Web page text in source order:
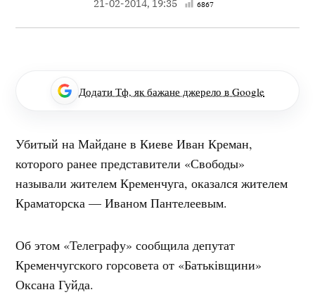
21-02-2014, 19:35
6867
Додати Тф, як бажане джерело в Google
Убитый на Майдане в Киеве Иван Креман,
которого ранее представители «Свободы»
называли жителем Кременчуга, оказался жителем
Краматорска — Иваном Пантелеевым.
Об этом «Телеграфу» сообщила депутат
Кременчугского горсовета от «Батьківщини»
Оксана Гуйда.